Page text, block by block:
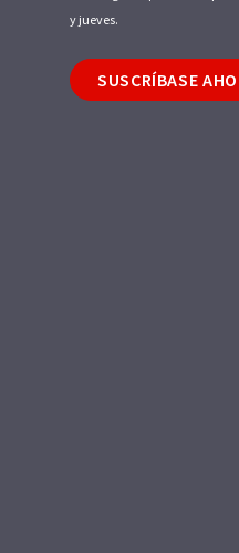
y jueves.
SUSCRÍBASE